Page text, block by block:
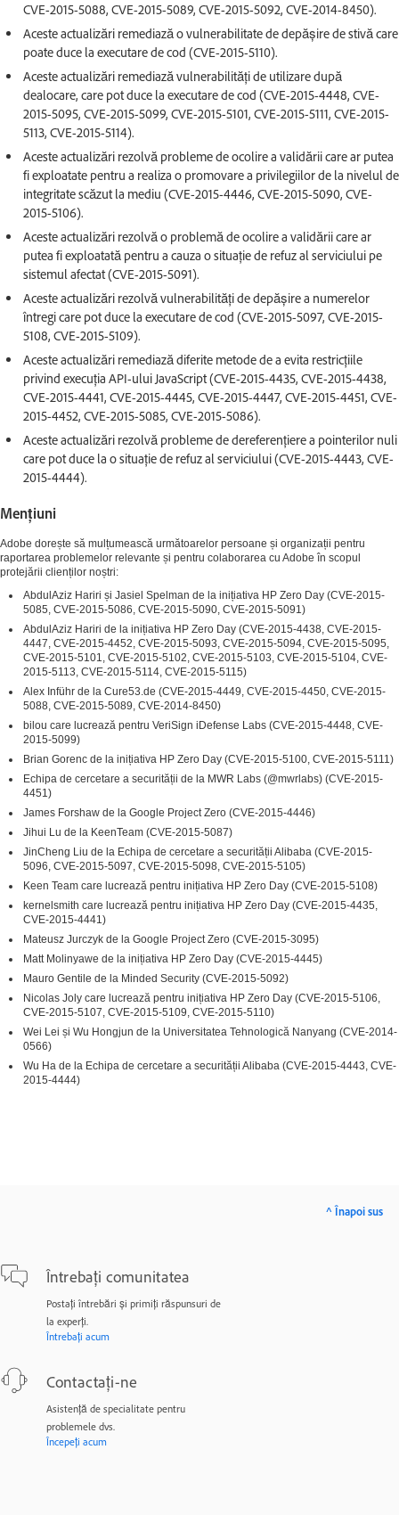
CVE-2015-5088, CVE-2015-5089, CVE-2015-5092, CVE-2014-8450).
Aceste actualizări remediază o vulnerabilitate de depășire de stivă care
poate duce la executare de cod (CVE-2015-5110).
Aceste actualizări remediază vulnerabilități de utilizare după
dealocare, care pot duce la executare de cod (CVE-2015-4448, CVE-
2015-5095, CVE-2015-5099, CVE-2015-5101, CVE-2015-5111, CVE-2015-
5113, CVE-2015-5114).
Aceste actualizări rezolvă probleme de ocolire a validării care ar putea
fi exploatate pentru a realiza o promovare a privilegiilor de la nivelul de
integritate scăzut la mediu (CVE-2015-4446, CVE-2015-5090, CVE-
2015-5106).
Aceste actualizări rezolvă o problemă de ocolire a validării care ar
putea fi exploatată pentru a cauza o situație de refuz al serviciului pe
sistemul afectat (CVE-2015-5091).
Aceste actualizări rezolvă vulnerabilități de depășire a numerelor
întregi care pot duce la executare de cod (CVE-2015-5097, CVE-2015-
5108, CVE-2015-5109).
Aceste actualizări remediază diferite metode de a evita restricțiile
privind execuția API-ului JavaScript (CVE-2015-4435, CVE-2015-4438,
CVE-2015-4441, CVE-2015-4445, CVE-2015-4447, CVE-2015-4451, CVE-
2015-4452, CVE-2015-5085, CVE-2015-5086).
Aceste actualizări rezolvă probleme de dereferențiere a pointerilor nuli
care pot duce la o situație de refuz al serviciului (CVE-2015-4443, CVE-
2015-4444).
Mențiuni
Adobe dorește să mulțumească următoarelor persoane și organizații pentru
raportarea problemelor relevante și pentru colaborarea cu Adobe în scopul
protejării clienților noștri:
AbdulAziz Hariri și Jasiel Spelman de la inițiativa HP Zero Day (CVE-2015-
5085, CVE-2015-5086, CVE-2015-5090, CVE-2015-5091)
AbdulAziz Hariri de la inițiativa HP Zero Day (CVE-2015-4438, CVE-2015-
4447, CVE-2015-4452, CVE-2015-5093, CVE-2015-5094, CVE-2015-5095,
CVE-2015-5101, CVE-2015-5102, CVE-2015-5103, CVE-2015-5104, CVE-
2015-5113, CVE-2015-5114, CVE-2015-5115)
Alex Inführ de la Cure53.de (CVE-2015-4449, CVE-2015-4450, CVE-2015-
5088, CVE-2015-5089, CVE-2014-8450)
bilou care lucrează pentru VeriSign iDefense Labs (CVE-2015-4448, CVE-
2015-5099)
Brian Gorenc de la inițiativa HP Zero Day (CVE-2015-5100, CVE-2015-5111)
Echipa de cercetare a securității de la MWR Labs (@mwrlabs) (CVE-2015-
4451)
James Forshaw de la Google Project Zero (CVE-2015-4446)
Jihui Lu de la KeenTeam (CVE-2015-5087)
JinCheng Liu de la Echipa de cercetare a securității Alibaba (CVE-2015-
5096, CVE-2015-5097, CVE-2015-5098, CVE-2015-5105)
Keen Team care lucrează pentru inițiativa HP Zero Day (CVE-2015-5108)
kernelsmith care lucrează pentru inițiativa HP Zero Day (CVE-2015-4435,
CVE-2015-4441)
Mateusz Jurczyk de la Google Project Zero (CVE-2015-3095)
Matt Molinyawe de la inițiativa HP Zero Day (CVE-2015-4445)
Mauro Gentile de la Minded Security (CVE-2015-5092)
Nicolas Joly care lucrează pentru inițiativa HP Zero Day (CVE-2015-5106,
CVE-2015-5107, CVE-2015-5109, CVE-2015-5110)
Wei Lei și Wu Hongjun de la Universitatea Tehnologică Nanyang (CVE-2014-
0566)
Wu Ha de la Echipa de cercetare a securității Alibaba (CVE-2015-4443, CVE-
2015-4444)
Întrebați comunitatea
Postați întrebări și primiți răspunsuri de
la experți.
Întrebați acum
Contactați-ne
Asistență de specialitate pentru
problemele dvs.
Începeți acum
^ Înapoi sus